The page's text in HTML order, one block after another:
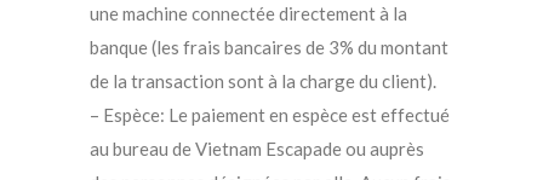
une machine connectée directement à la
banque (les frais bancaires de 3% du montant
de la transaction sont à la charge du client).
– Espèce: Le paiement en espèce est effectué
au bureau de Vietnam Escapade ou auprès